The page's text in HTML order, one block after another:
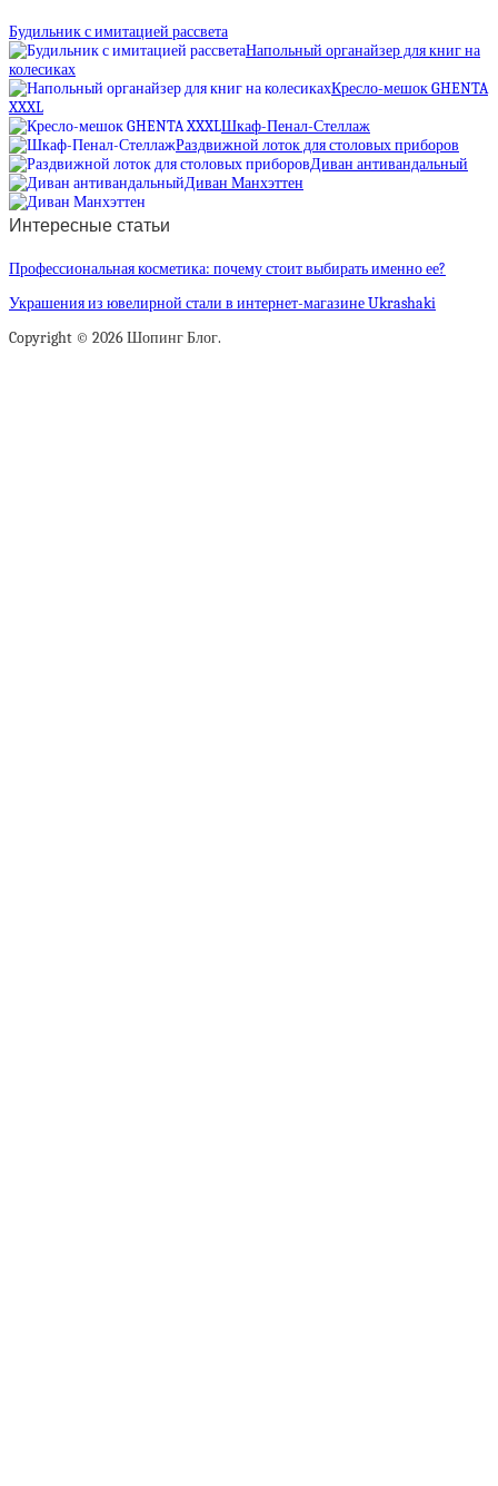
Будильник с имитацией рассвета
Напольный органайзер для книг на
колесиках
Кресло-мешок GHENTA
XXXL
Шкаф-Пенал-Стеллаж
Раздвижной лоток для столовых приборов
Диван антивандальный
Диван Манхэттен
Интересные статьи
Профессиональная косметика: почему стоит выбирать именно ее?
Украшения из ювелирной стали в интернет-магазине Ukrashaki
Copyright © 2026 Шопинг Блог.